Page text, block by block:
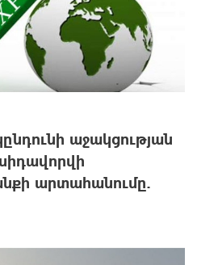
աջակցության
արտահանումը.